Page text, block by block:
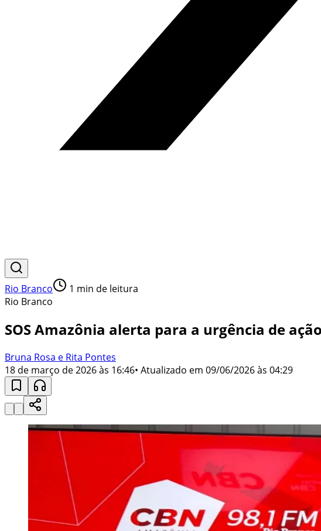
Rio Branco 1 min de leitura
Rio Branco
SOS Amazônia alerta para a urgência de
Bruna Rosa e Rita Pontes
18 de março de 2026 às 16:46• Atualizado em 09/06/2026 às 04:29